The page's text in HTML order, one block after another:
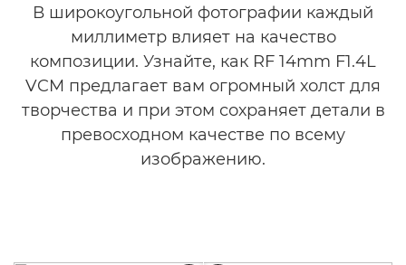
В широкоугольной фотографии каждый
миллиметр влияет на качество
композиции. Узнайте, как RF 14mm F1.4L
VCM предлагает вам огромный холст для
творчества и при этом сохраняет детали в
превосходном качестве по всему
изображению.